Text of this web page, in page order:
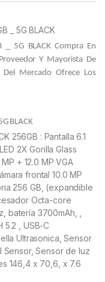
_ 5G BLACK
_ 5G BLACKCompra En
Y Mayorista De
Mercado Ofrece Los
BLACK
256GB : Pantalla 6.1
2X Gorilla Glass
+ 12.0 MP VGA
frontal 10.0 MP
256 GB, (expandible
Octa-core
batería 3700mAh, ,
5.2 , USB-C
Ultrasonica, Sensor
Sensor de luz
146,4 x 70,6, x 7.6